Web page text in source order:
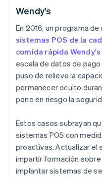
Wendy's
En 2016, un programa
sistemas POS de la
comida rápida Wendy's
escala de datos de
puso de relieve la
permanecer oculto
pone en riesgo la
Estos casos subrayan
sistemas POS con
proactivas. Actualizar
impartir formación
implantar sistemas de